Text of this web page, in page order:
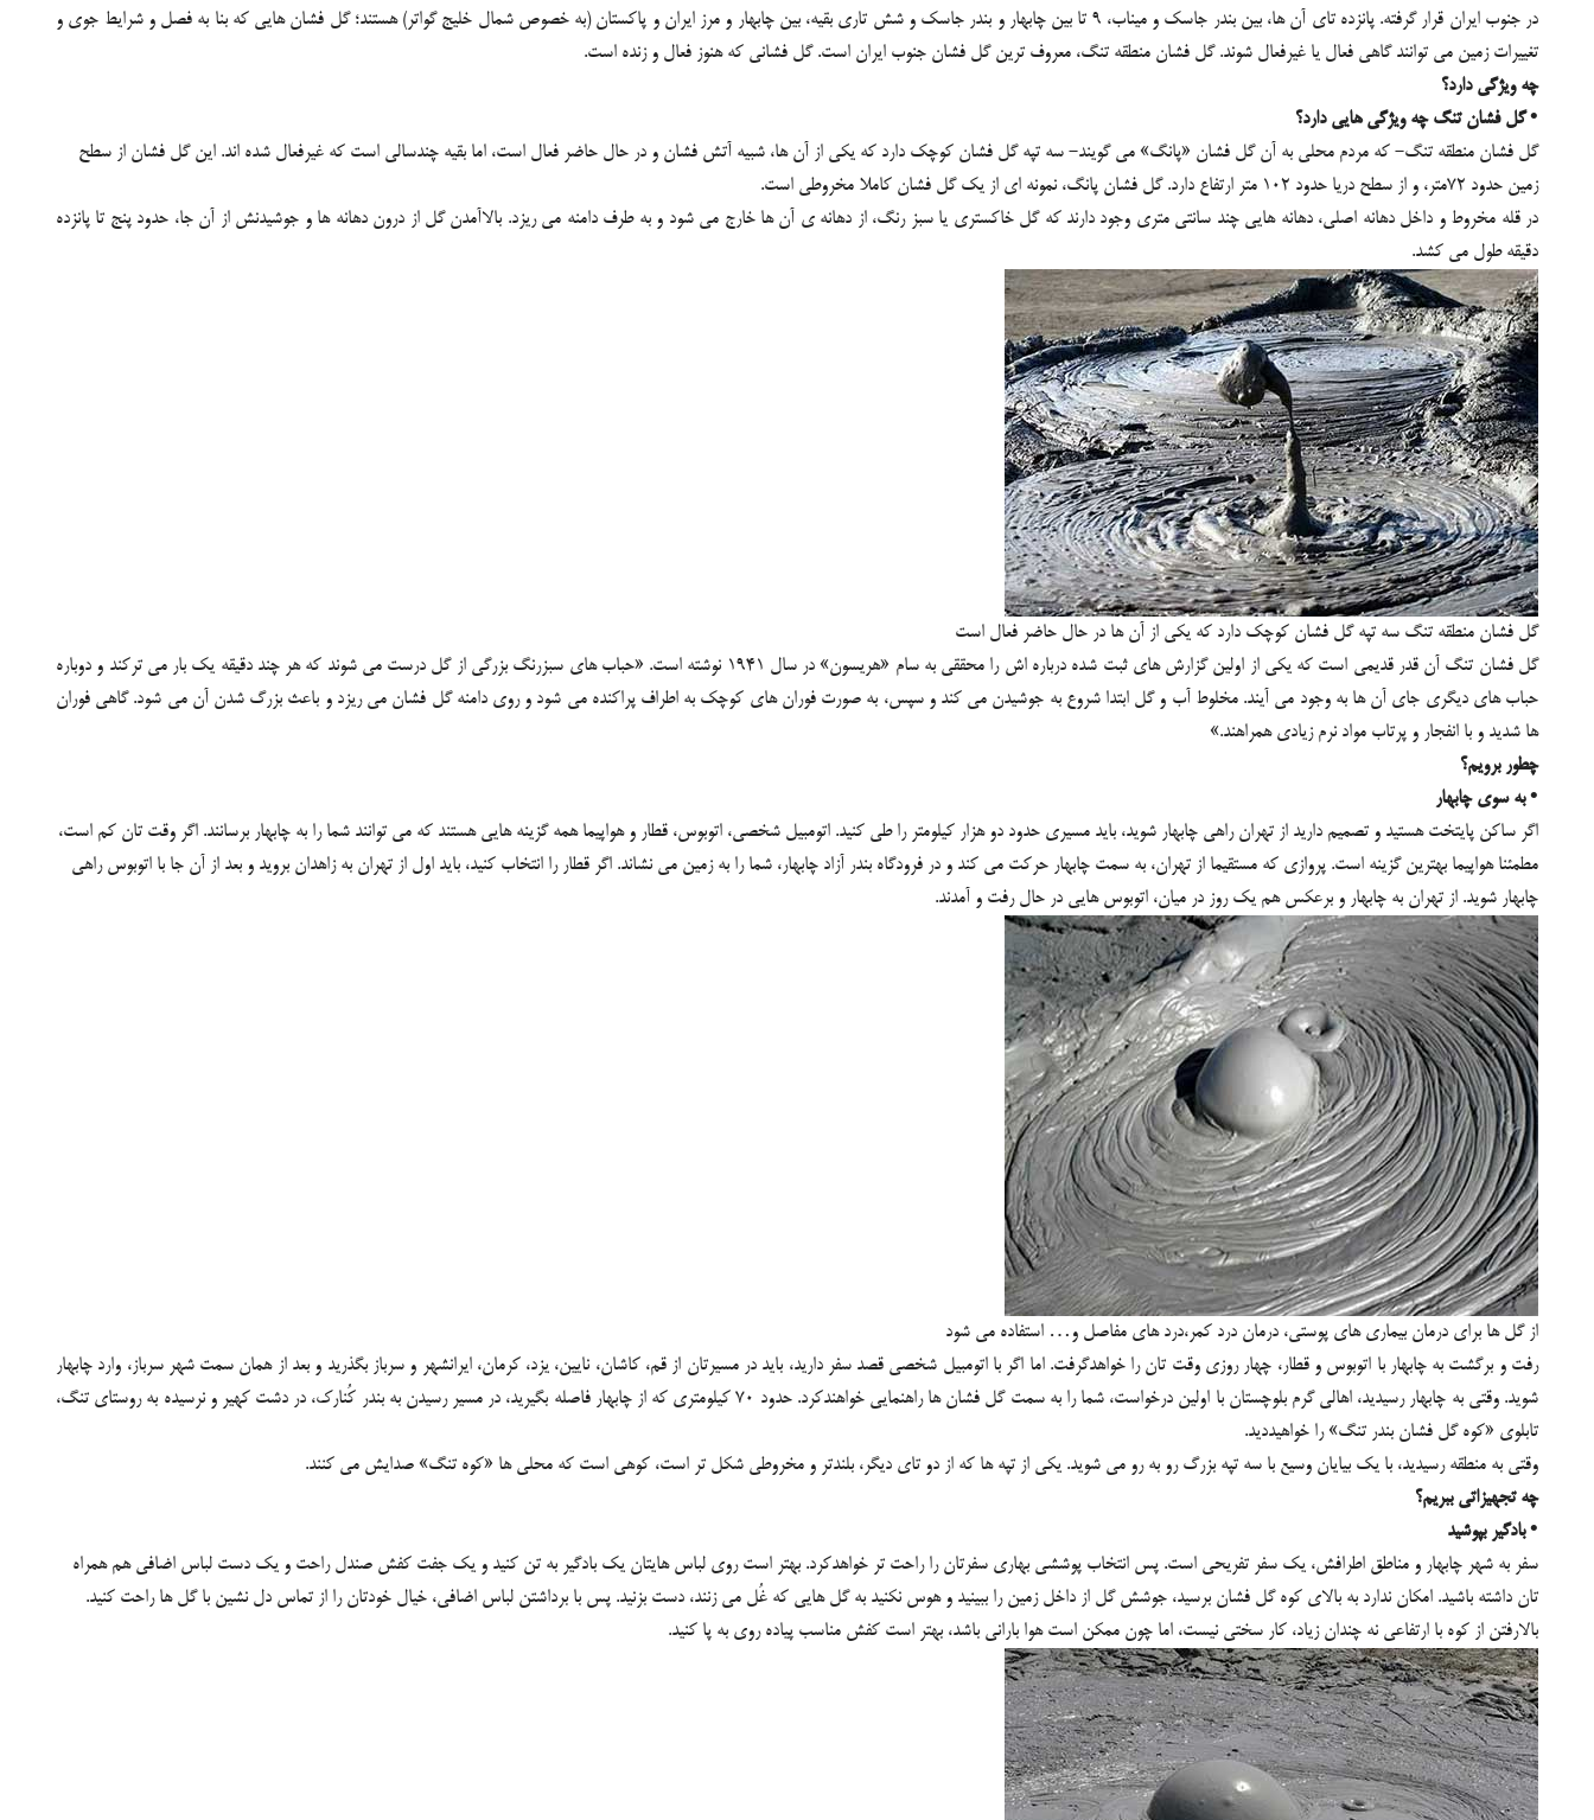
در جنوب ایران قرار گرفته. پانزده تای آن ها، بین بندر جاسک و میناب، 9 تا بین چابهار و بندر جاسک و شش تاری بقیه، بین چابهار و مرز ایران و پاکستان (به خصوص شمال خلیج گواتر) هستند؛ گل فشان هایی که بنا به فصل و شرایط جوی و
تغییرات زمین می توانند گاهی فعال یا غیرفعال شوند. گل فشان منطقه تنگ، معروف ترین گل فشان جنوب ایران است. گل فشانی که هنوز فعال و زنده است.
چه ویژگی دارد؟
• گل فشان تنگ چه ویژگی هایی دارد؟
گل فشان منطقه تنگ- که مردم محلی به آن گل فشان «پانگ» می گویند- سه تپه گل فشان کوچک دارد که یکی از آن ها، شبیه آتش فشان و در حال حاضر فعال است، اما بقیه چندسالی است که غیرفعال شده اند. این گل فشان از سطح
زمین حدود 72متر، و از سطح دریا حدود 102 متر ارتفاع دارد. گل فشان پانگ، نمونه ای از یک گل فشان کاملا مخروطی است.
در قله مخروط و داخل دهانه اصلی، دهانه هایی چند سانتی متری وجود دارند که گل خاکستری یا سبز رنگ، از دهانه ی آن ها خارج می شود و به طرف دامنه می ریزد. بالاآمدن گل از درون دهانه ها و جوشیدنش از آن جا، حدود پنج تا پانزده
دقیقه طول می کشد.
گل فشان منطقه تنگ سه تپه گل فشان کوچک دارد که یکی از آن ها در حال حاضر فعال است
گل فشان تنگ آن قدر قدیمی است که یکی از اولین گزارش های ثبت شده درباره اش را محققی به سام «هریسون» در سال 1941 نوشته است. «حباب های سبزرنگ بزرگی از گل درست می شوند که هر چند دقیقه یک بار می ترکند و دوباره
حباب های دیگری جای آن ها به وجود می آیند. مخلوط آب و گل ابتدا شروع به جوشیدن می کند و سپس، به صورت فوران های کوچک به اطراف پراکنده می شود و روی دامنه گل فشان می ریزد و باعث بزرگ شدن آن می شود. گاهی فوران
ها شدید و با انفجار و پرتاب مواد نرم زیادی همراهند.»
چطور برویم؟
• به سوی چابهار
اگر ساکن پایتخت هستید و تصمیم دارید از تهران راهی چابهار شوید، باید مسیری حدود دو هزار کیلومتر را طی کنید. اتومبیل شخصی، اتوبوس، قطار و هواپیما همه گزینه هایی هستند که می توانند شما را به چابهار برسانند. اگر وقت تان کم است،
مطمئنا هواپیما بهترین گزینه است. پروازی که مستقیما از تهران، به سمت چابهار حرکت می کند و در فرودگاه بندر آزاد چابهار، شما را به زمین می نشاند. اگر قطار را انتخاب کنید، باید اول از تهران به زاهدان بروید و بعد از آن جا با اتوبوس راهی
چابهار شوید. از تهران به چابهار و برعکس هم یک روز در میان، اتوبوس هایی در حال رفت و آمدند.
از گل ها برای درمان بیماری های پوستی، درمان درد کمر،درد های مفاصل و… استفاده می شود
رفت و برگشت به چابهار با اتوبوس و قطار، چهار روزی وقت تان را خواهدگرفت. اما اگر با اتومبیل شخصی قصد سفر دارید، باید در مسیرتان از قم، کاشان، نایین، یزد، کرمان، ایرانشهر و سرباز بگذرید و بعد از همان سمت شهر سرباز، وارد چابهار
شوید. وقتی به چابهار رسیدید، اهالی گرم بلوچستان با اولین درخواست، شما را به سمت گل فشان ها راهنمایی خواهندکرد. حدود 70 کیلومتری که از چابهار فاصله بگیرید، در مسیر رسیدن به بندر کُنارک، در دشت کهیر و نرسیده به روستای تنگ،
تابلوی «کوه گل فشان بندر تنگ» را خواهیددید.
وقتی به منطقه رسیدید، با یک بیایان وسیع با سه تپه بزرگ رو به رو می شوید. یکی از تپه ها که از دو تای دیگر، بلندتر و مخروطی شکل تر است، کوهی است که محلی ها «کوه تنگ» صدایش می کنند.
چه تجهیزاتی ببریم؟
• بادگیر بپوشید
سفر به شهر چابهار و مناطق اطرافش، یک سفر تفریحی است. پس انتخاب پوششی بهاری سفرتان را راحت تر خواهدکرد. بهتر است روی لباس هایتان یک بادگیر به تن کنید و یک جفت کفش صندل راحت و یک دست لباس اضافی هم همراه
تان داشته باشید. امکان ندارد به بالای کوه گل فشان برسید، جوشش گل از داخل زمین را ببینید و هوس نکنید به گل هایی که غُل می زنند، دست بزنید. پس با برداشتن لباس اضافی، خیال خودتان را از تماس دل نشین با گل ها راحت کنید.
بالارفتن از کوه با ارتفاعی نه چندان زیاد، کار سختی نیست، اما چون ممکن است هوا بارانی باشد، بهتر است کفش مناسب پیاده روی به پا کنید.